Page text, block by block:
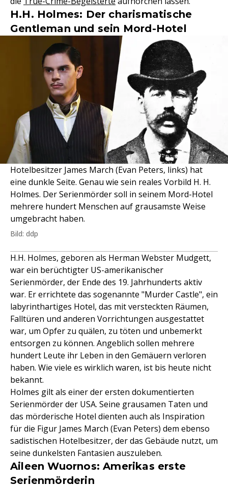
H.H. Holmes: Der charismatische
Gentleman und sein Mord-Hotel
Hotelbesitzer James March (Evan Peters, links) hat
eine dunkle Seite. Genau wie sein reales Vorbild H. H.
Holmes. Der Serienmörder soll in seinem Mord-Hotel
mehrere hundert Menschen auf grausamste Weise
umgebracht haben.
Bild: ddp
H.H. Holmes, geboren als Herman Webster Mudgett,
war ein berüchtigter US-amerikanischer
Serienmörder, der Ende des 19. Jahrhunderts aktiv
war. Er errichtete das sogenannte "Murder Castle", ein
labyrinthartiges Hotel, das mit versteckten Räumen,
Falltüren und anderen Vorrichtungen ausgestattet
war, um Opfer zu quälen, zu töten und unbemerkt
entsorgen zu können. Angeblich sollen mehrere
hundert Leute ihr Leben in den Gemäuern verloren
haben. Wie viele es wirklich waren, ist bis heute nicht
bekannt.
Holmes gilt als einer der ersten dokumentierten
Serienmörder der USA. Seine grausamen Taten und
das mörderische Hotel dienten auch als Inspiration
für die Figur James March (Evan Peters) dem ebenso
sadistischen Hotelbesitzer, der das Gebäude nutzt, um
seine dunkelsten Fantasien auszuleben.
Aileen Wuornos: Amerikas erste
Serienmörderin